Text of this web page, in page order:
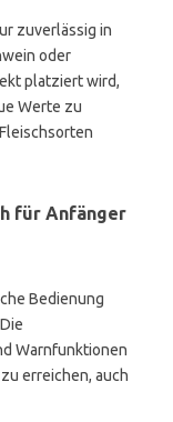
zuverlässig in
oder
platziert wird,
Werte zu
für Anfänger
Bedienung
Warnfunktionen
erreichen, auch